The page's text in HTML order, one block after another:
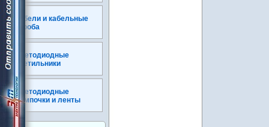
Кабели и кабельные
короба
Светодиодные
светильники
Светодиодные
лампочки и ленты